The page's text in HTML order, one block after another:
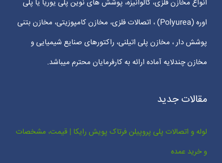
انواع مخازن فلزی، گالوانیزه، پوشش های نوین پلی یوریا یا پلی
اوره (Polyurea) ، اتصالات فلزی، مخازن کامپوزیتی، مخازن بتنی
پوشش دار ، مخازن پلی اتیلنی، راکتورهای صنایع شیمیایی و
مخازن چندلایه آماده ارائه به کارفرمایان محترم میباشد.
مقالات جدید
لوله و اتصالات پلی پروپیلن فرتاک پویش رایکا | قیمت، مشخصات
و خرید عمده